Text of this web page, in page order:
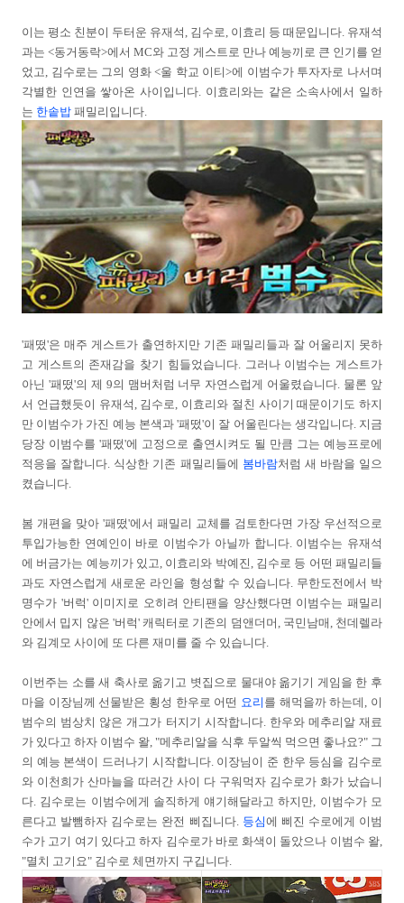
이는 평소 친분이 두터운 유재석, 김수로, 이효리 등 때문입니다. 유재석
과는 <동거동락>에서 MC와 고정 게스트로 만나 예능끼로 큰 인기를 얻
었고, 김수로는 그의 영화 <울 학교 이티>에 이범수가 투자자로 나서며
각별한 인연을 쌓아온 사이입니다. 이효리와는 같은 소속사에서 일하
는 한솥밥 패밀리입니다.
'패떴'은 매주 게스트가 출연하지만 기존 패밀리들과 잘 어울리지 못하
고 게스트의 존재감을 찾기 힘들었습니다. 그러나 이범수는 게스트가
아닌 '패떴'의 제 9의 맴버처럼 너무 자연스럽게 어울렸습니다. 물론 앞
서 언급했듯이 유재석, 김수로, 이효리와 절친 사이기 때문이기도 하지
만 이범수가 가진 예능 본색과 '패떴'이 잘 어울린다는 생각입니다. 지금
당장 이범수를 '패떴'에 고정으로 출연시켜도 될 만큼 그는 예능프로에
적응을 잘합니다. 식상한 기존 패밀리들에 봄바람처럼 새 바람을 일으
켰습니다.
봄 개편을 맞아 '패떴'에서 패밀리 교체를 검토한다면 가장 우선적으로
투입가능한 연예인이 바로 이범수가 아닐까 합니다. 이범수는 유재석
에 버금가는 예능끼가 있고, 이효리와 박예진, 김수로 등 어떤 패밀리들
과도 자연스럽게 새로운 라인을 형성할 수 있습니다. 무한도전에서 박
명수가 '버럭' 이미지로 오히려 안티팬을 양산했다면 이범수는 패밀리
안에서 밉지 않은 '버럭' 캐릭터로 기존의 덤앤더머, 국민남매, 천데렐라
와 김계모 사이에 또 다른 재미를 줄 수 있습니다.
이번주는 소를 새 축사로 옮기고 볏집으로 물대야 옮기기 게임을 한 후
마을 이장님께 선물받은 횡성 한우로 어떤 요리 를 해먹을까 하는데, 이
범수의 범상치 않은 개그가 터지기 시작합니다. 한우와 메추리알 재료
가 있다고 하자 이범수 왈, "메추리알을 식후 두알씩 먹으면 좋나요?" 그
의 예능 본색이 드러나기 시작합니다. 이장님이 준 한우 등심을 김수로
와 이천희가 산마늘을 따러간 사이 다 구워먹자 김수로가 화가 났습니
다. 김수로는 이범수에게 솔직하게 얘기해달라고 하지만, 이범수가 모
른다고 발뺌하자 김수로는 완전 삐집니다. 등심에 삐진 수로에게 이범
수가 고기 여기 있다고 하자 김수로가 바로 화색이 돌았으나 이범수 왈,
"멸치 고기요" 김수로 체면까지 구깁니다.